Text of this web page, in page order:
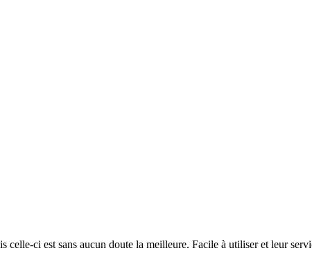
celle-ci est sans aucun doute la meilleure. Facile à utiliser et leur